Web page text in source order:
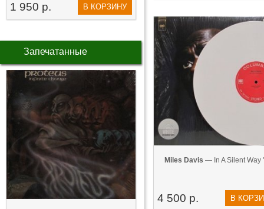
1 950 р. В КОРЗИНУ
Запечатанные
Miles Davis — In A Silent Way
4 500 р. В